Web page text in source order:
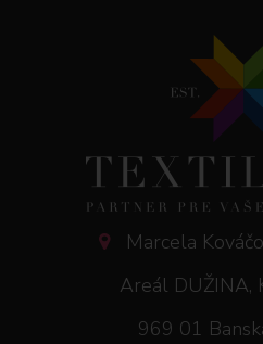
Marcela
Areál DUŽINA,
969 01